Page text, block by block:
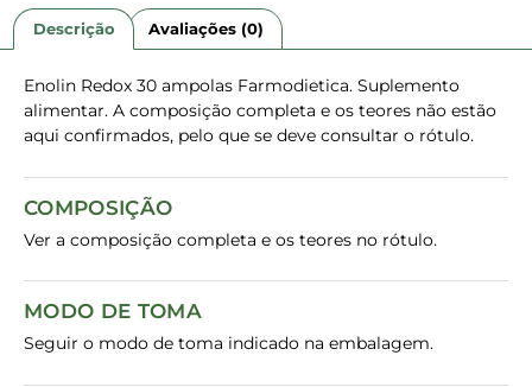
Descrição Avaliações (0)
Enolin Redox 30 ampolas Farmodietica. Suplemento
alimentar. A composição completa e os teores não estão
aqui confirmados, pelo que se deve consultar o rótulo.
COMPOSIÇÃO
Ver a composição completa e os teores no rótulo.
MODO DE TOMA
Seguir o modo de toma indicado na embalagem.